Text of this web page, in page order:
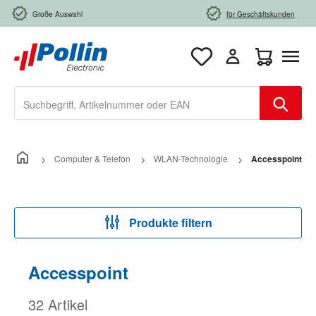
Zum Hauptinhalt springen
Große Auswahl für Geschäftskunden
Computer & Telefon WLAN-Technologie Accesspoint
Produkte filtern
Accesspoint
32 Artikel